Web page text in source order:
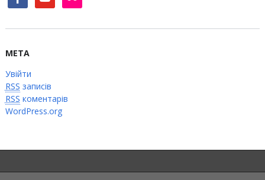
МЕТА
Увійти
RSS записів
RSS коментарів
WordPress.org